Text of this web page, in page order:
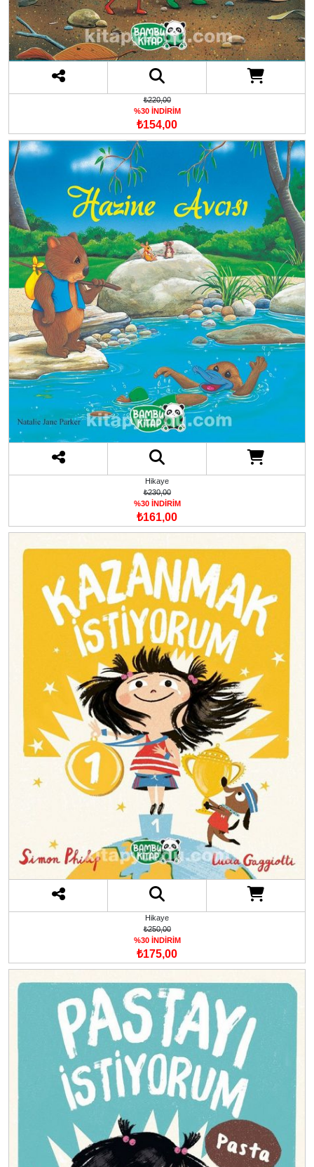
₺220,00
%30 İNDİRİM
₺154,00
Hikaye
₺230,00
%30 İNDİRİM
₺161,00
Hikaye
₺250,00
%30 İNDİRİM
₺175,00